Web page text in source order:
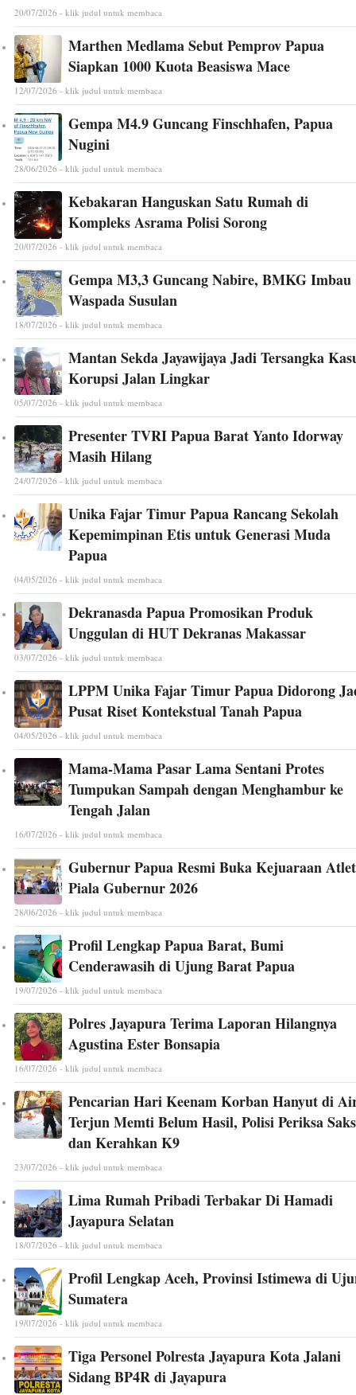
20/07/2026 - klik judul untuk membaca
Marthen Medlama Sebut Pemprov Papua
Siapkan 1000 Kuota Beasiswa Mace
12/07/2026 - klik judul untuk membaca
Gempa M4.9 Guncang Finschhafen, Papua
Nugini
28/06/2026 - klik judul untuk membaca
Kebakaran Hanguskan Satu Rumah di
Kompleks Asrama Polisi Sorong
20/07/2026 - klik judul untuk membaca
Gempa M3,3 Guncang Nabire, BMKG Imbau
Waspada Susulan
18/07/2026 - klik judul untuk membaca
Mantan Sekda Jayawijaya Jadi Tersangka
Korupsi Jalan Lingkar
05/07/2026 - klik judul untuk membaca
Presenter TVRI Papua Barat Yanto Idorway
Masih Hilang
24/07/2026 - klik judul untuk membaca
Unika Fajar Timur Papua Rancang Sekolah
Kepemimpinan Etis untuk Generasi Muda
Papua
04/05/2026 - klik judul untuk membaca
Dekranasda Papua Promosikan Produk
Unggulan di HUT Dekranas Makassar
03/07/2026 - klik judul untuk membaca
LPPM Unika Fajar Timur Papua Didorong
Pusat Riset Kontekstual Tanah Papua
04/05/2026 - klik judul untuk membaca
Mama-Mama Pasar Lama Sentani Protes
Tumpukan Sampah dengan Menghambur ke
Tengah Jalan
16/07/2026 - klik judul untuk membaca
Gubernur Papua Resmi Buka Kejuaraan
Piala Gubernur 2026
28/06/2026 - klik judul untuk membaca
Profil Lengkap Papua Barat, Bumi
Cenderawasih di Ujung Barat Papua
19/07/2026 - klik judul untuk membaca
Polres Jayapura Terima Laporan Hilangnya
Agustina Ester Bonsapia
16/07/2026 - klik judul untuk membaca
Pencarian Hari Keenam Korban Hanyut di
Terjun Memti Belum Hasil, Polisi Periksa
dan Kerahkan K9
23/07/2026 - klik judul untuk membaca
Lima Rumah Pribadi Terbakar Di Hamadi
Jayapura Selatan
18/07/2026 - klik judul untuk membaca
Profil Lengkap Aceh, Provinsi Istimewa di
Sumatera
19/07/2026 - klik judul untuk membaca
Tiga Personel Polresta Jayapura Kota Jalani
Sidang BP4R di Jayapura